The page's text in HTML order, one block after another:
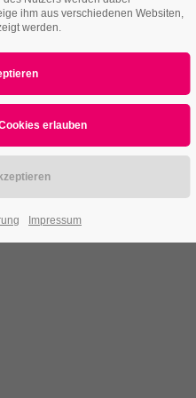
ihm aus verschiedenen Websiten,
werden.
Impressum